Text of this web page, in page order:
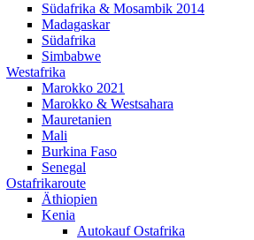
Südafrika & Mosambik 2014
Madagaskar
Südafrika
Simbabwe
Westafrika
Marokko 2021
Marokko & Westsahara
Mauretanien
Mali
Burkina Faso
Senegal
Ostafrikaroute
Äthiopien
Kenia
Autokauf Ostafrika